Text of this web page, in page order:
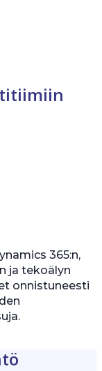
365:n,
ja tekoälyn
onnistuneesti